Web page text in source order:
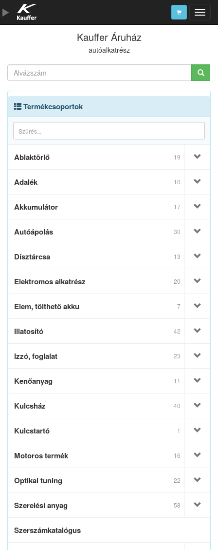
Szerszámkatalógus
Alkatrészek
Kauffer Áruház
autóalkatrész
Termékcsoportok
Ablaktörlő 19
Adalék 10
Akkumulátor 17
Autóápolás 30
Dísztárcsa 13
Elektromos alkatrész 20
Elem, tölthető akku 7
Illatosító 42
Izzó, foglalat 23
Kenőanyag 11
Kulcsház 40
Kulcstartó 1
Motoros termék 16
Optikai tuning 22
Szerelési anyag 58
Szerszámkatalógus